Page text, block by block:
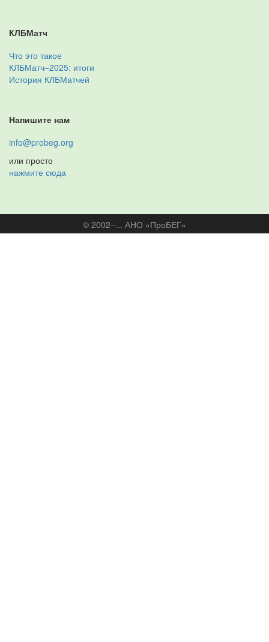
КЛБМатч
Что это такое
КЛБМатч–2025: итоги
История КЛБМатчей
Напишите нам
info@probeg.org
или просто
нажмите сюда
© 2002–... АНО «ПроБЕГ»